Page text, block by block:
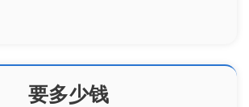
要多少钱